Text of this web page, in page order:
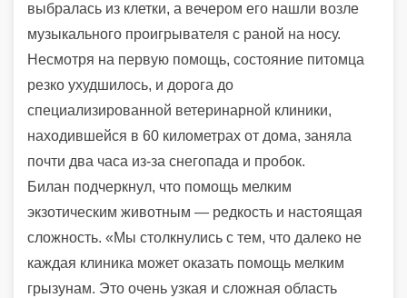
выбралась из клетки, а вечером его нашли возле
музыкального проигрывателя с раной на носу.
Несмотря на первую помощь, состояние питомца
резко ухудшилось, и дорога до
специализированной ветеринарной клиники,
находившейся в 60 километрах от дома, заняла
почти два часа из-за снегопада и пробок.
Билан подчеркнул, что помощь мелким
экзотическим животным — редкость и настоящая
сложность. «Мы столкнулись с тем, что далеко не
каждая клиника может оказать помощь мелким
грызунам. Это очень узкая и сложная область